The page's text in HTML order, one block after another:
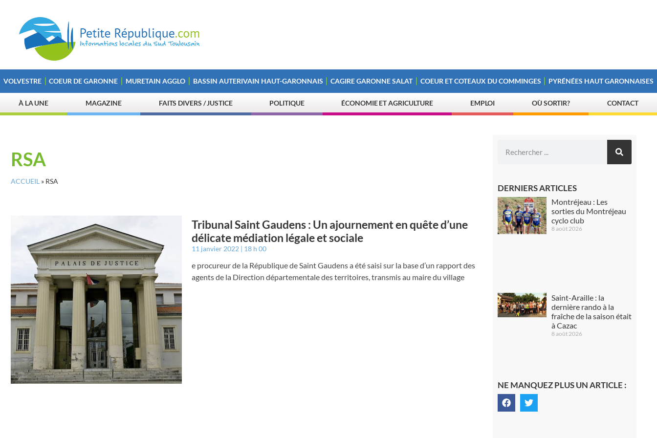
VOLVESTRE COEUR DE GARONNE MURETAIN AGGLO BASSIN AUTERIVAIN HAUT-GARONNAIS CAGIRE GARONNE SALAT COEUR ET COTEAUX DU COMMINGES PYRÉNÉES HAUT GARONNAISES
À LA UNE MAGAZINE FAITS DIVERS / JUSTICE POLITIQUE ÉCONOMIE ET AGRICULTURE EMPLOI OÙ SORTIR? CONTACT
RSA
ACCUEIL » RSA
Tribunal Saint Gaudens : Un ajournement en quête d’une
délicate médiation légale et sociale
11 janvier 2022 18 h 00
e procureur de la République de Saint Gaudens a été saisi sur la base d’un rapport des
agents de la Direction départementale des territoires, transmis au maire du village
DERNIERS ARTICLES
Montréjeau : Les
sorties du Montréjeau
cyclo club
8 août 2026
Saint-Araille : la
dernière rando à la
fraîche de la saison était
à Cazac
8 août 2026
NE MANQUEZ PLUS UN ARTICLE :